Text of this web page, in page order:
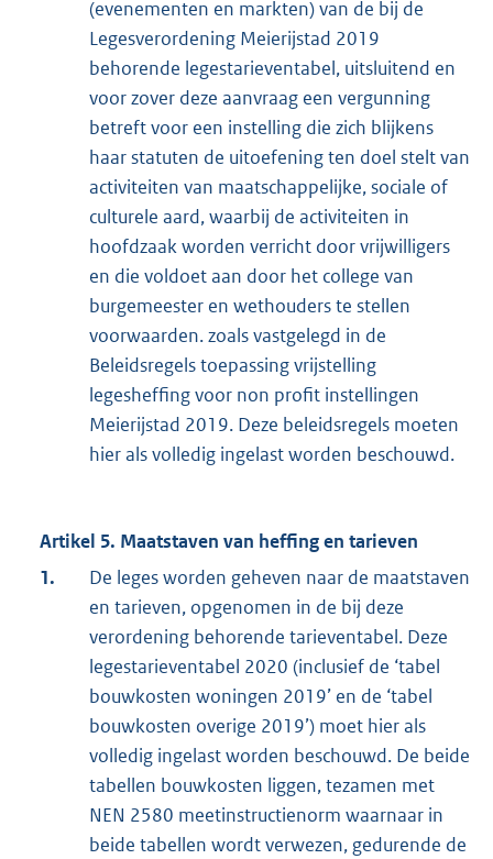
(evenementen en markten) van de bij de
Legesverordening Meierijstad 2019
behorende legestarieventabel, uitsluitend en
voor zover deze aanvraag een vergunning
betreft voor een instelling die zich blijkens
haar statuten de uitoefening ten doel stelt van
activiteiten van maatschappelijke, sociale of
culturele aard, waarbij de activiteiten in
hoofdzaak worden verricht door vrijwilligers
en die voldoet aan door het college van
burgemeester en wethouders te stellen
voorwaarden. zoals vastgelegd in de
Beleidsregels toepassing vrijstelling
legesheffing voor non profit instellingen
Meierijstad 2019. Deze beleidsregels moeten
hier als volledig ingelast worden beschouwd.
Artikel 5. Maatstaven van heffing en tarieven
1.
De leges worden geheven naar de maatstaven
en tarieven, opgenomen in de bij deze
verordening behorende tarieventabel. Deze
legestarieventabel 2020 (inclusief de ‘tabel
bouwkosten woningen 2019’ en de ‘tabel
bouwkosten overige 2019’) moet hier als
volledig ingelast worden beschouwd. De beide
tabellen bouwkosten liggen, tezamen met
NEN 2580 meetinstructienorm waarnaar in
beide tabellen wordt verwezen, gedurende de